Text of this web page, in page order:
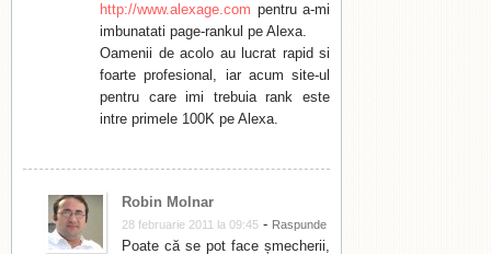
http://www.alexage.com pentru a-mi
imbunatati page-rankul pe Alexa.
Oamenii de acolo au lucrat rapid si
foarte profesional, iar acum site-ul
pentru care imi trebuia rank este
intre primele 100K pe Alexa.
Robin Molnar
28 februarie 2011 la 09:45 - Raspunde
Poate că se pot face șmecherii,